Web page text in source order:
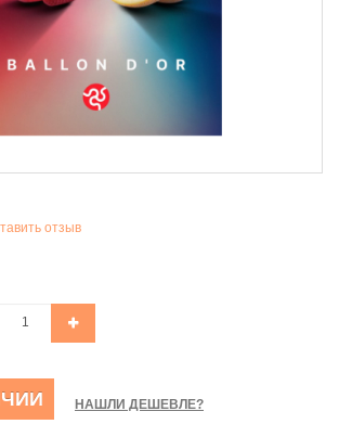
отзыв
НАШЛИ ДЕШЕВЛЕ?